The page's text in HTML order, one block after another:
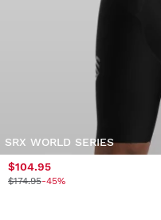
SRX WORLD SERIES
$104.95
$174.95-45%